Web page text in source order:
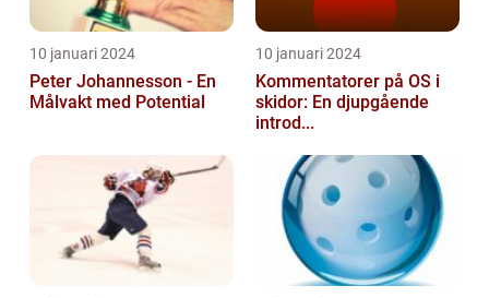
10 januari 2024
Peter Johannesson - En
Målvakt med Potential
10 januari 2024
Kommentatorer på OS i
skidor: En djupgående
introd...